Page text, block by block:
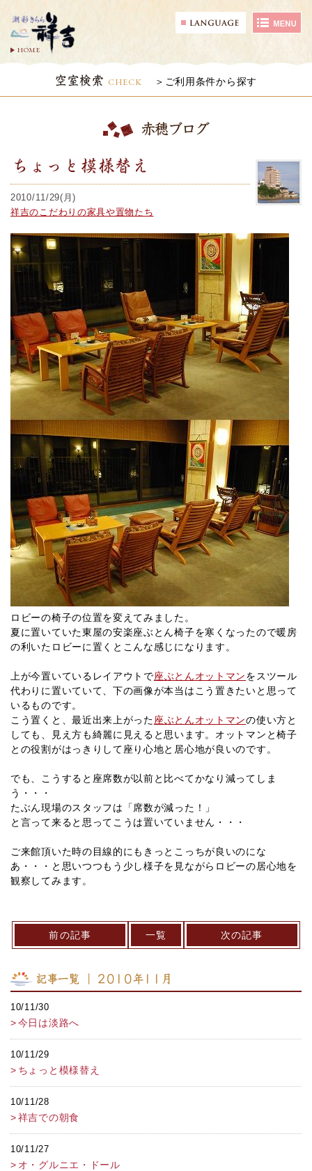
HOME
空室検索 CHECK ご利用条件から探す
赤穂ブログ
ちょっと模様替え
2010/11/29(月)
祥吉のこだわりの家具や置物たち
ロビーの椅子の位置を変えてみました。
夏に置いていた東屋の安楽座ぶとん椅子を寒くなったので暖房
の利いたロビーに置くとこんな感じになります。
上が今置いているレイアウトで座ぶとんオットマンをスツール
代わりに置いていて、下の画像が本当はこう置きたいと思って
いるものです。
こう置くと、最近出来上がった座ぶとんオットマンの使い方と
しても、見え方も綺麗に見えると思います。オットマンと椅子
との役割がはっきりして座り心地と居心地が良いのです。
でも、こうすると座席数が以前と比べてかなり減ってしま
う・・・
たぶん現場のスタッフは「席数が減った！」
と言って来ると思ってこうは置いていません・・・
ご来館頂いた時の目線的にもきっとこっちが良いのにな
あ・・・と思いつつもう少し様子を見ながらロビーの居心地を
観察してみます。
前の記事 一覧 次の記事
記事一覧 ｜ 2010年11月
10/11/30
今日は淡路へ
10/11/29
ちょっと模様替え
10/11/28
祥吉での朝食
10/11/27
オ・グルニエ・ドール